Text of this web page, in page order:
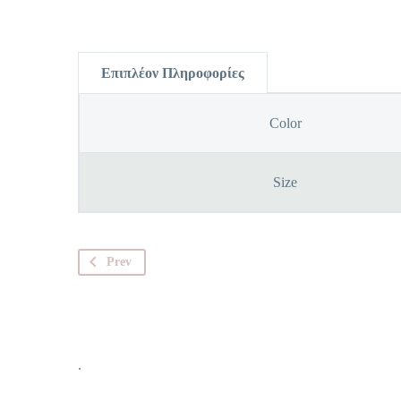
Επιπλέον Πληροφορίες
Color
Size
Prev
.